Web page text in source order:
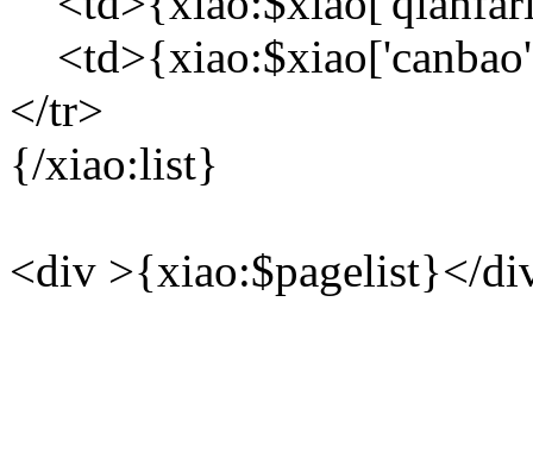
</tr>
{/xiao:list}
<div >{xiao:$pagelist}</